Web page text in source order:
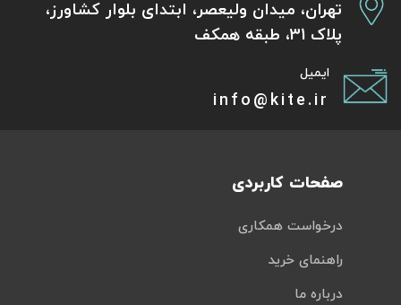
تهران، میدان ولیعصر، ابتدای بلوار کشاورز،
پلاک 31، طبقه همکف
ایمیل
info@kite.ir
صفحات کاربردی
درخواست همکاری
راهنمای خرید
درباره ما